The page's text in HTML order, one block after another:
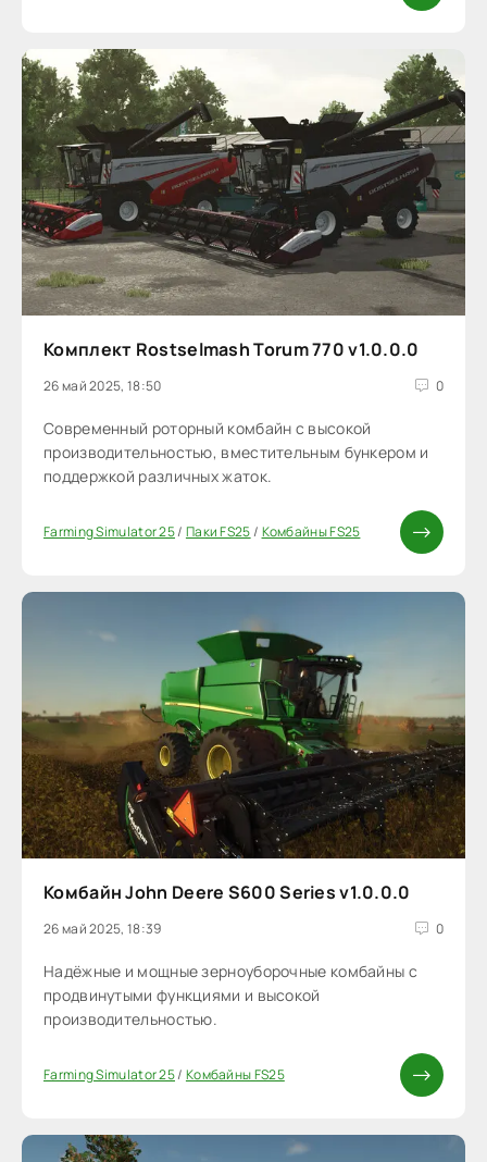
Комплект Rostselmash Torum 770 v1.0.0.0
26 май 2025, 18:50 0
Современный роторный комбайн с высокой
производительностью, вместительным бункером и
поддержкой различных жаток.
Farming Simulator 25/ Паки FS25/ Комбайны FS25
Комбайн John Deere S600 Series v1.0.0.0
26 май 2025, 18:39 0
Надёжные и мощные зерноуборочные комбайны с
продвинутыми функциями и высокой
производительностью.
Farming Simulator 25/ Комбайны FS25